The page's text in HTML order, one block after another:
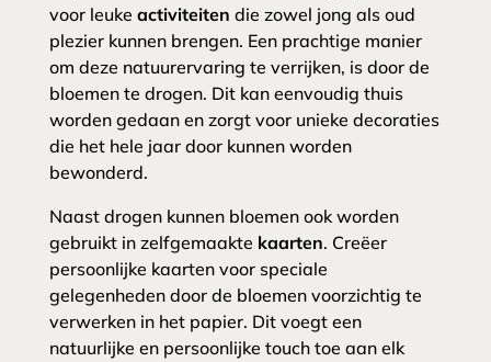
voor leuke activiteiten die zowel jong als oud
plezier kunnen brengen. Een prachtige manier
om deze natuurervaring te verrijken, is door de
bloemen te drogen. Dit kan eenvoudig thuis
worden gedaan en zorgt voor unieke decoraties
die het hele jaar door kunnen worden
bewonderd.
Naast drogen kunnen bloemen ook worden
gebruikt in zelfgemaakte kaarten. Creëer
persoonlijke kaarten voor speciale
gelegenheden door de bloemen voorzichtig te
verwerken in het papier. Dit voegt een
natuurlijke en persoonlijke touch toe aan elk